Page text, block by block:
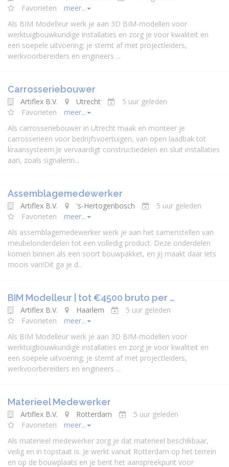
Favorieten
meer...
Als BIM Modelleur werk je aan 3D BIM-modellen voor
werktuigbouwkundige installaties en zorg je voor kwaliteit en
een soepele uitvoering; je stemt af met projectleiders,
werkvoorbereiders en engineers ...
Carrosseriebouwer
Artiflex B.V. Utrecht
5 uur geleden
Favorieten
meer...
Als carrosseriebouwer in Utrecht maak en monteer je
carrosserieën voor bedrijfsvoertuigen, van open laadbak tot
kraansysteem.Je vervaardigt constructiedelen en sluit installaties
aan, zoals signalerin...
Assemblagemedewerker
Artiflex B.V. 's-Hertogenbosch
5 uur geleden
Favorieten
meer...
Als assemblagemedewerker werk je aan het samenstellen van
meubelonderdelen tot een volledig product. Deze onderdelen
komen binnen als een soort bouwpakket, en jij maakt daar iets
moois van!Dit ga je d...
BIM Modelleur | tot €4500 bruto per …
Artiflex B.V. Haarlem
5 uur geleden
Favorieten
meer...
Als BIM Modelleur werk je aan 3D BIM-modellen voor
werktuigbouwkundige installaties en zorg je voor kwaliteit en
een soepele uitvoering; je stemt af met projectleiders,
werkvoorbereiders en engineers ...
Materieel Medewerker
Artiflex B.V. Rotterdam
5 uur geleden
Favorieten
meer...
Als materieel medewerker zorg je dat materieel beschikbaar,
veilig en in topstaat is. Je werkt vanuit Rotterdam op het terrein
en op de bouwplaats en je bent het aanspreekpunt voor